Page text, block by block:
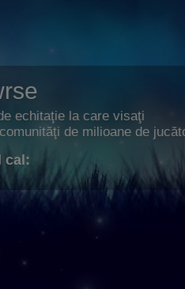
echitaţie la care visaţi
de milioane de
cal: